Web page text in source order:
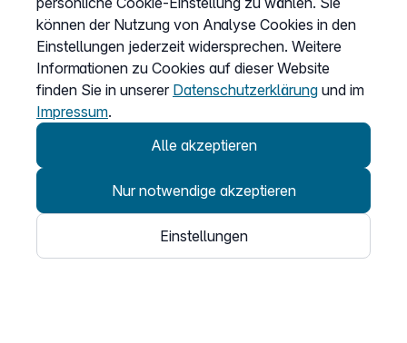
können der Nutzung von Analyse Cookies in den
Einstellungen jederzeit widersprechen. Weitere
Informationen zu Cookies auf dieser Website
finden Sie in unserer Datenschutzerklärung und im
Impressum.
Alle akzeptieren
Nur notwendige akzeptieren
Einstellungen